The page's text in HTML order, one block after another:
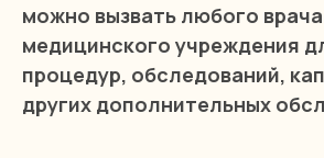
можно вызвать любого
медицинского учреждения
процедур, обследований,
других дополнительных